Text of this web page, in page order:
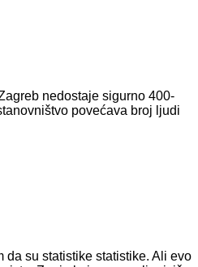
nedostaje sigurno 400-
povećava broj ljudi
da su statistike statistike. Ali evo